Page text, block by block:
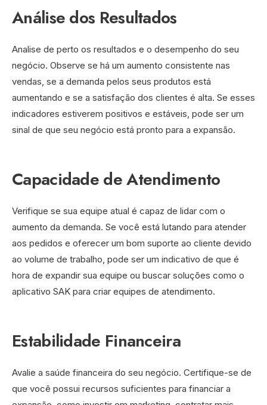
Análise dos Resultados
Analise de perto os resultados e o desempenho do seu
negócio. Observe se há um aumento consistente nas
vendas, se a demanda pelos seus produtos está
aumentando e se a satisfação dos clientes é alta. Se esses
indicadores estiverem positivos e estáveis, pode ser um
sinal de que seu negócio está pronto para a expansão.
Capacidade de Atendimento
Verifique se sua equipe atual é capaz de lidar com o
aumento da demanda. Se você está lutando para atender
aos pedidos e oferecer um bom suporte ao cliente devido
ao volume de trabalho, pode ser um indicativo de que é
hora de expandir sua equipe ou buscar soluções como o
aplicativo SAK para criar equipes de atendimento.
Estabilidade Financeira
Avalie a saúde financeira do seu negócio. Certifique-se de
que você possui recursos suficientes para financiar a